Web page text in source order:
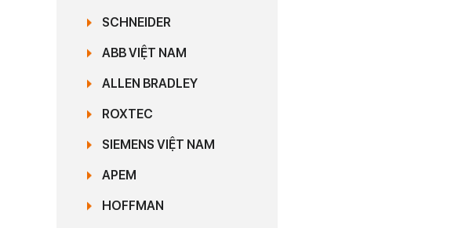
SCHNEIDER
ABB VIỆT NAM
ALLEN BRADLEY
ROXTEC
SIEMENS VIỆT NAM
APEM
HOFFMAN